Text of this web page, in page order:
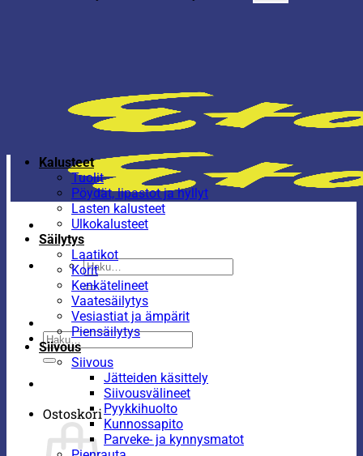
Etsi:
Etsi:
Ostoskori
Kalusteet
Tuolit
Pöydät, lipastot ja hyllyt
Lasten kalusteet
Ulkokalusteet
Säilytys
Laatikot
Korit
Kenkätelineet
Vaatesäilytys
Vesiastiat ja ämpärit
Piensäilytys
Siivous
Siivous
Jätteiden käsittely
Siivousvälineet
Pyykkihuolto
Kunnossapito
Parveke- ja kynnysmatot